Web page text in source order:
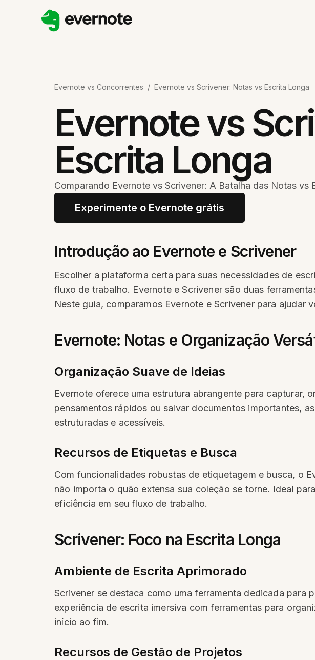
Evernote vs Concorrentes / Evernote vs Scrivener: Notas vs Escrita Longa
Evernote vs
Escrita Longa
Comparando Evernote vs Scrivener: A Batalha das Notas vs
Experimente o Evernote grátis
Introdução ao Evernote e Scrivener
Escolher a plataforma certa para suas necessidades de
fluxo de trabalho. Evernote e Scrivener são duas
Neste guia, comparamos Evernote e Scrivener para ajudar
Evernote: Notas e Organização
Organização Suave de Ideias
Evernote oferece uma estrutura abrangente para capturar,
pensamentos rápidos ou salvar documentos importantes,
estruturadas e acessíveis.
Recursos de Etiquetas e Busca
Com funcionalidades robustas de etiquetagem e busca, o
não importa o quão extensa sua coleção se torne. Ideal
eficiência em seu fluxo de trabalho.
Scrivener: Foco na Escrita Longa
Ambiente de Escrita Aprimorado
Scrivener se destaca como uma ferramenta dedicada para
experiência de escrita imersiva com ferramentas para
início ao fim.
Recursos de Gestão de Projetos